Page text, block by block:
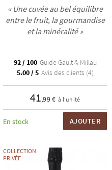
NOS MEILLEURES VENTES NOS
« Une cuvée au bel équilibre
entre le fruit, la gourmandise
et la minéralité »
92 / 100 Guide Gault & Millau
5.00 / 5 Avis des clients (4)
41,99 € à l'unité
En stock AJOUTER
COLLECTION
PRIVÉE